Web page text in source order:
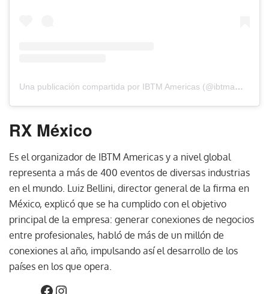
Una publicación compartida por IBTM Americas (@ibtmamericas)
RX México
Es el organizador de IBTM Americas y a nivel global
representa a más de 400 eventos de diversas industrias
en el mundo. Luiz Bellini, director general de la firma en
México, explicó que se ha cumplido con el objetivo
principal de la empresa: generar conexiones de negocios
entre profesionales, habló de más de un millón de
conexiones al año, impulsando así el desarrollo de los
países en los que opera.